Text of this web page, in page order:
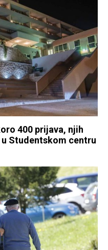
400 prijava, njih
Studentskom centru